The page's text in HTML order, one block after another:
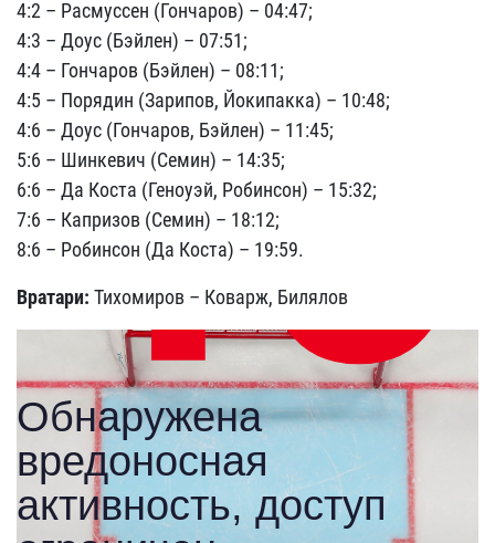
4:2 – Расмуссен (Гончаров) – 04:47;
4:3 – Доус (Бэйлен) – 07:51;
4:4 – Гончаров (Бэйлен) – 08:11;
4:5 – Порядин (Зарипов, Йокипакка) – 10:48;
4:6 – Доус (Гончаров, Бэйлен) – 11:45;
5:6 – Шинкевич (Семин) – 14:35;
6:6 – Да Коста (Геноуэй, Робинсон) – 15:32;
7:6 – Капризов (Семин) – 18:12;
8:6 – Робинсон (Да Коста) – 19:59.
Вратари: Тихомиров – Коварж, Билялов